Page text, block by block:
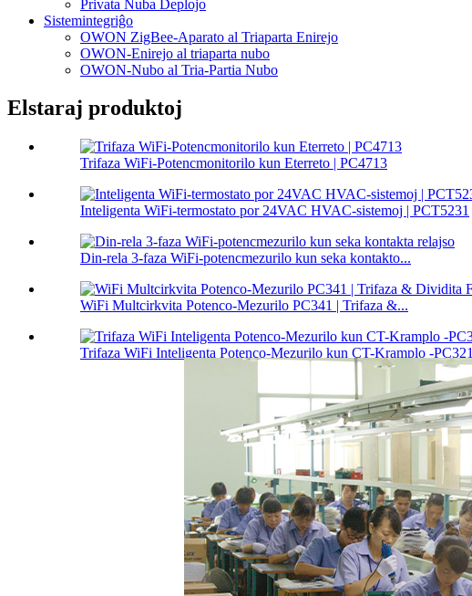
Privata Nuba Deplojo
Sistemintegriĝo
OWON ZigBee-Aparato al Triaparta Enirejo
OWON-Enirejo al triaparta nubo
OWON-Nubo al Tria-Partia Nubo
Elstaraj produktoj
Trifaza WiFi-Potencmonitorilo kun Eterreto | PC4713
Inteligenta WiFi-termostato por 24VAC HVAC-sistemoj | PCT5231
Din-rela 3-faza WiFi-potencmezurilo kun seka kontakto...
WiFi Multcirkvita Potenco-Mezurilo PC341 | Trifaza &...
Trifaza WiFi Inteligenta Potenco-Mezurilo kun CT-Kramplo -PC321